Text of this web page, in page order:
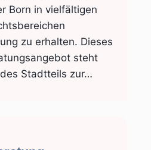
Born in vielfältigen
zu erhalten. Dieses
steht
Stadtteils zur…